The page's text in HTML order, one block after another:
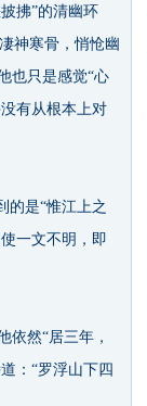
拂”的清幽环
神寒骨，悄怆幽
也只是感觉“心
有从根本上对
的是“惟江上之
一文不明，即
然“居三年，
：“罗浮山下四